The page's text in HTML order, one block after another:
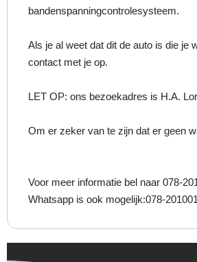
bandenspanningcontrolesysteem.
Als je al weet dat dit de auto is die je
contact met je op.
LET OP: ons bezoekadres is H.A.
Om er zeker van te zijn dat er geen
Voor meer informatie bel naar 078-
Whatsapp is ook mogelijk:078-